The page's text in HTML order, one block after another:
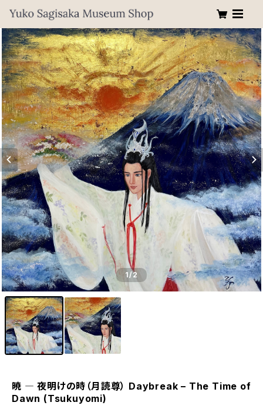
1/2
暁 ― 夜明けの時（⽉読尊） Daybreak – The Time of
Dawn (Tsukuyomi)